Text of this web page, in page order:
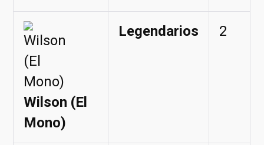
Wilson (El
Mono)
Legendarios 2